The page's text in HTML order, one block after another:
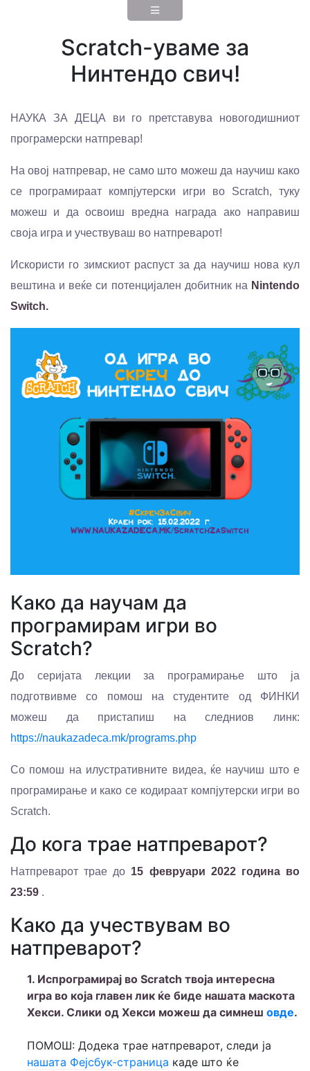
Scratch-уваме за
Нинтендо свич!
НАУКА ЗА ДЕЦА ви го претставува новогодишниот
програмерски натпревар!
На овој натпревар, не само што можеш да научиш како
се програмираат компјутерски игри во Scratch, туку
можеш и да освоиш вредна награда ако направиш
своја игра и учествуваш во натпреварот!
Искористи го зимскиот распуст за да научиш нова кул
вештина и веќе си потенцијален добитник на Nintendo
Switch.
Како да научам да
програмирам игри во
Scratch?
До серијата лекции за програмирање што ја
подготвивме со помош на студентите од ФИНКИ
можеш да пристапиш на следниов линк:
https://naukazadeca.mk/programs.php
Со помош на илустративните видеа, ќе научиш што е
програмирање и како се кодираат компјутерски игри во
Scratch.
До кога трае натпреварот?
Натпреварот трае до 15 февруари 2022 година во
23:59 .
Како да учествувам во
натпреварот?
1. Испрограмирај во Scratch твоја интересна
игра во која главен лик ќе биде нашата маскота
Хекси. Слики од Хекси можеш да симнеш овде.
ПОМОШ: Додека трае натпреварот, следи ја
нашата Фејсбук-страница каде што ќе